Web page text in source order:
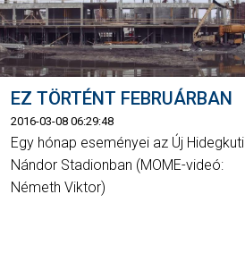
EZ TÖRTÉNT FEBRUÁRBAN
2016-03-08 06:29:48
Egy hónap eseményei az Új Hidegkuti
Nándor Stadionban (MOME-videó:
Németh Viktor)